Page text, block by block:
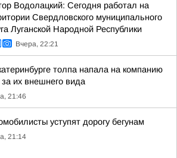
Водолацкий: Сегодня работал на
Свердловского муниципального
Луганской Народной Республики
Вчера, 22:21
толпа напала на компанию
за их внешнего вида
21:46
уступят дорогу бегунам
21:14